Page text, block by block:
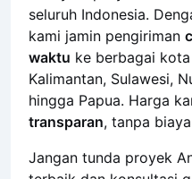
Kenapa harus memilih
melayani proyek skala
seluruh Indonesia.
kami jamin pengiriman
waktuke berbagai kota
Kalimantan, Sulawesi,
transparan, tanpa